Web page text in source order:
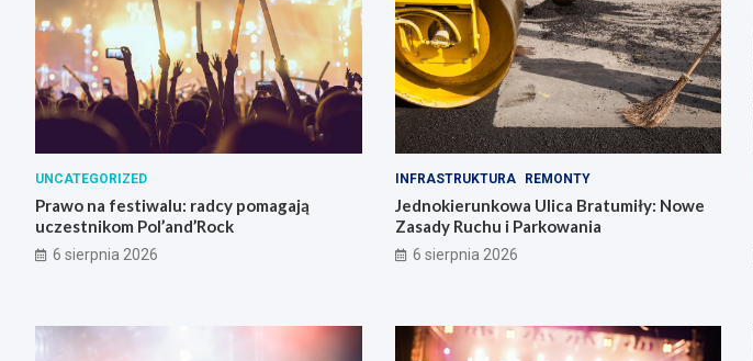
UNCATEGORIZED
Prawo na festiwalu: radcy pomagają
uczestnikom Pol’and’Rock
6 sierpnia 2026
INFRASTRUKTURA REMONTY
Jednokierunkowa Ulica Bratumiły: Nowe
Zasady Ruchu i Parkowania
6 sierpnia 2026